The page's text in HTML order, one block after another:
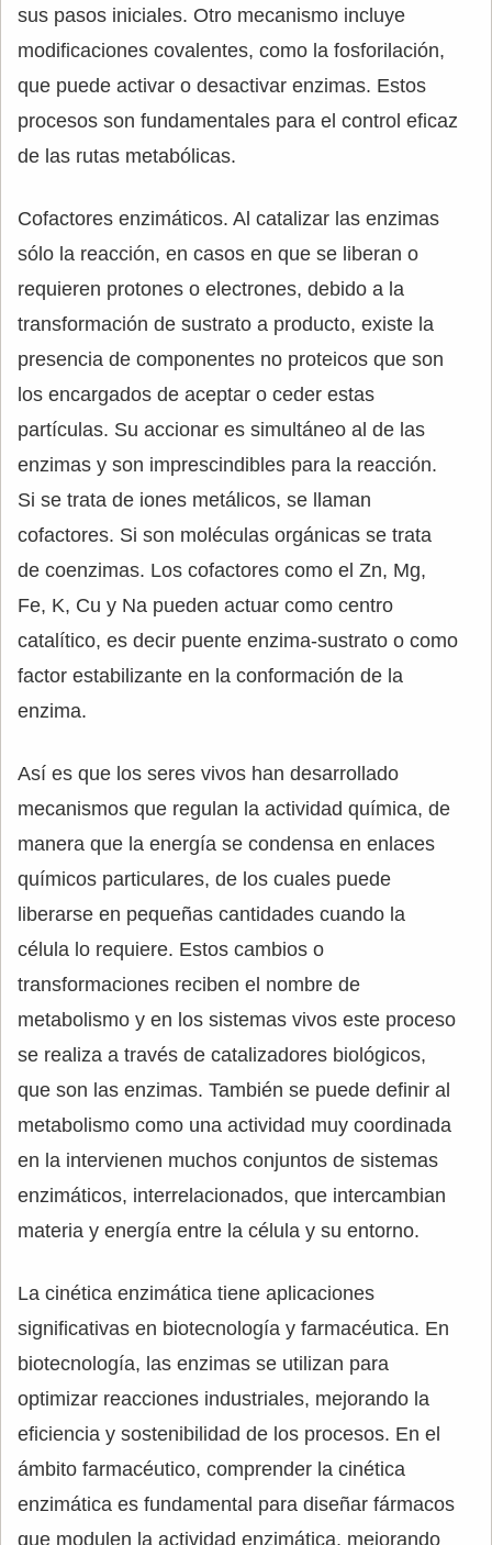
sus pasos iniciales. Otro mecanismo incluye
modificaciones covalentes, como la fosforilación,
que puede activar o desactivar enzimas. Estos
procesos son fundamentales para el control eficaz
de las rutas metabólicas.
Cofactores enzimáticos. Al catalizar las enzimas
sólo la reacción, en casos en que se liberan o
requieren protones o electrones, debido a la
transformación de sustrato a producto, existe la
presencia de componentes no proteicos que son
los encargados de aceptar o ceder estas
partículas. Su accionar es simultáneo al de las
enzimas y son imprescindibles para la reacción.
Si se trata de iones metálicos, se llaman
cofactores. Si son moléculas orgánicas se trata
de coenzimas. Los cofactores como el Zn, Mg,
Fe, K, Cu y Na pueden actuar como centro
catalítico, es decir puente enzima-sustrato o como
factor estabilizante en la conformación de la
enzima.
Así es que los seres vivos han desarrollado
mecanismos que regulan la actividad química, de
manera que la energía se condensa en enlaces
químicos particulares, de los cuales puede
liberarse en pequeñas cantidades cuando la
célula lo requiere. Estos cambios o
transformaciones reciben el nombre de
metabolismo y en los sistemas vivos este proceso
se realiza a través de catalizadores biológicos,
que son las enzimas. También se puede definir al
metabolismo como una actividad muy coordinada
en la intervienen muchos conjuntos de sistemas
enzimáticos, interrelacionados, que intercambian
materia y energía entre la célula y su entorno.
La cinética enzimática tiene aplicaciones
significativas en biotecnología y farmacéutica. En
biotecnología, las enzimas se utilizan para
optimizar reacciones industriales, mejorando la
eficiencia y sostenibilidad de los procesos. En el
ámbito farmacéutico, comprender la cinética
enzimática es fundamental para diseñar fármacos
que modulen la actividad enzimática, mejorando